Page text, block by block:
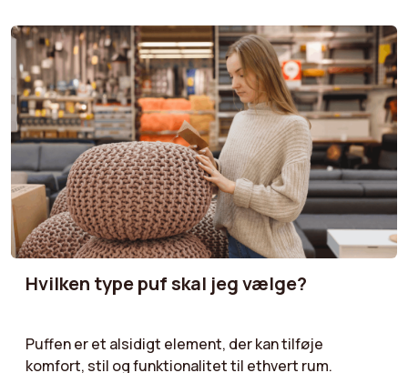
Hvilken type puf skal jeg vælge?
Puffen er et alsidigt element, der kan tilføje
komfort, stil og funktionalitet til ethvert rum.